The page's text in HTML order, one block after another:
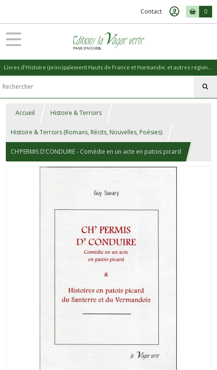
Contact 0
Accueil Histoire & Terroirs
Histoire & Terroirs (Romans, Récits, Nouvelles, Poésies)
CH’PERMIS D’CONDUIRE - Comédie en un acte en patois picard